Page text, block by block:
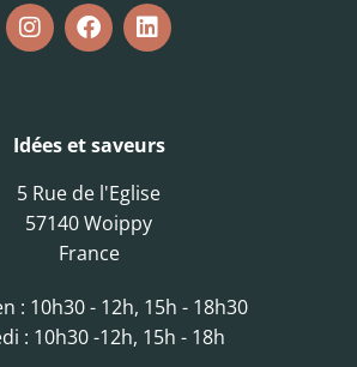
Idées et saveurs
5 Rue de l'Eglise
57140 Woippy
France
: 10h30 - 12h, 15h - 18h30
: 10h30 -12h, 15h - 18h